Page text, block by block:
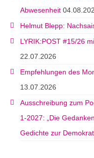
Abwesenheit
Helmut Blepp:
LYRIK:POST #15/26
22.07.2026
Empfehlungen des
13.07.2026
Ausschreibung zum
1-2027: „Die
Gedichte zur